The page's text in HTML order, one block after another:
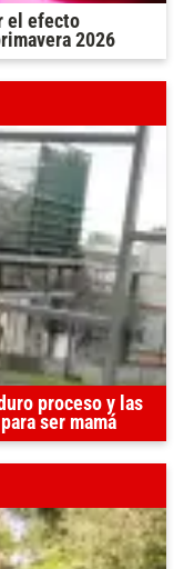
el efecto
2026
proceso y las
ser mamá